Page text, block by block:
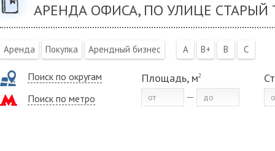
АРЕНДА ОФИСА, ПО УЛИЦЕ
Аренда Покупка Арендный бизнес A B+ B C
Поиск по округам
Поиск по метро
Площадь, м2